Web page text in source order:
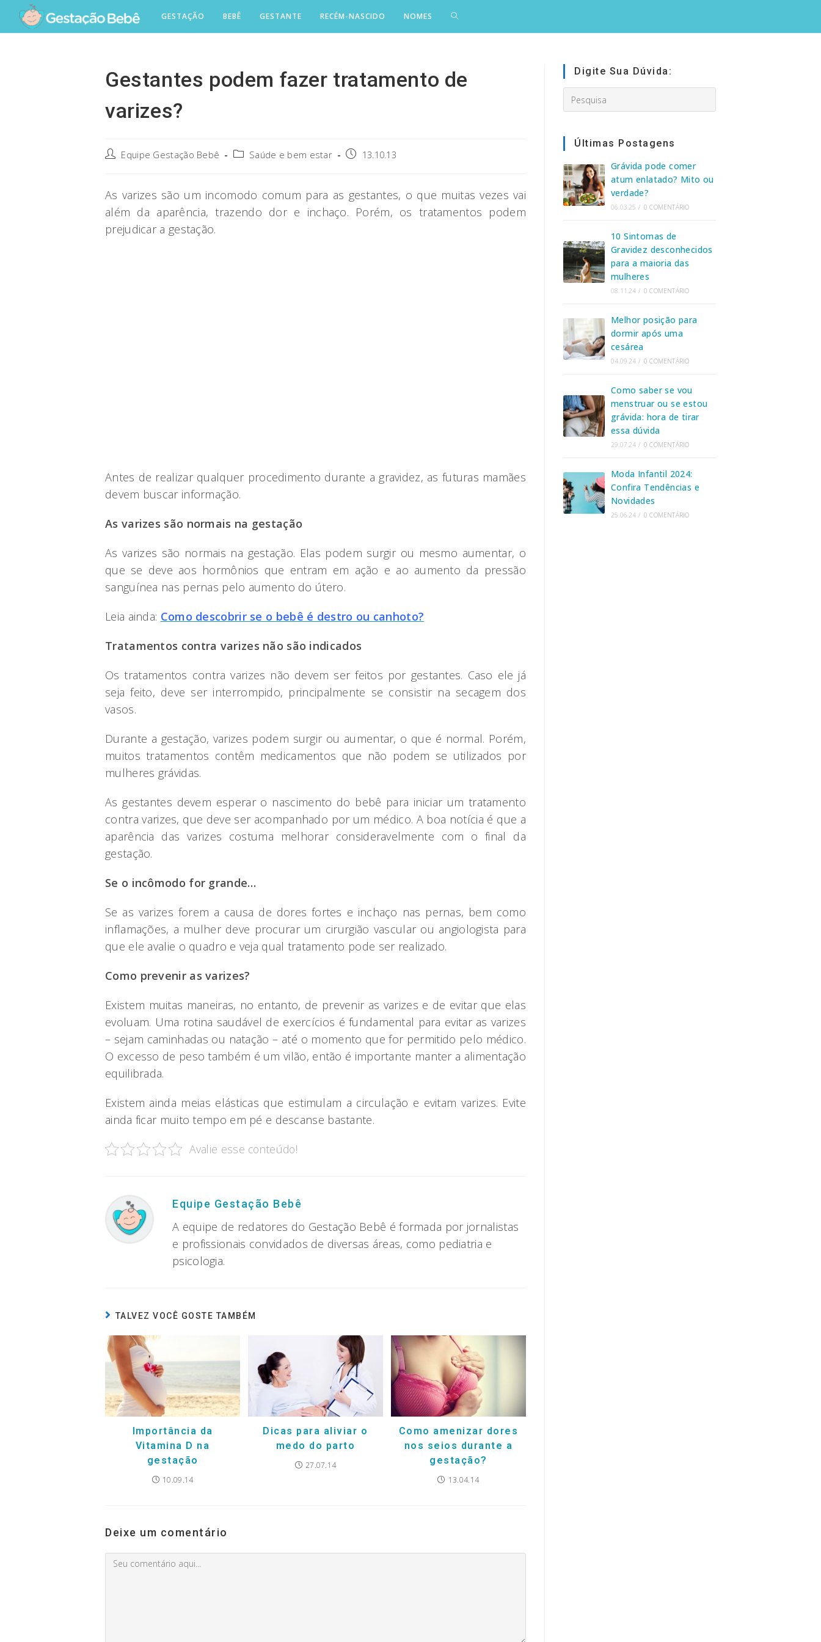
content
GESTAÇÃO BEBÊ GESTANTE RECÉM-NASCIDO NOMES
Gestantes podem fazer tratamento de
varizes?
PostEquipe Gestação Bebê
PostSaúde e bem estar
Post13.10.13
As varizes são um incomodo comum para as gestantes, o que muitas vezes vai
além da aparência, trazendo dor e inchaço. Porém, os tratamentos podem
prejudicar a gestação.
Antes de realizar qualquer procedimento durante a gravidez, as futuras mamães
devem buscar informação.
As varizes são normais na gestação
As varizes são normais na gestação. Elas podem surgir ou mesmo aumentar, o
que se deve aos hormônios que entram em ação e ao aumento da pressão
sanguínea nas pernas pelo aumento do útero.
Leia ainda: Como descobrir se o bebê é destro ou canhoto?
Tratamentos contra varizes não são indicados
Os tratamentos contra varizes não devem ser feitos por gestantes. Caso ele já
seja feito, deve ser interrompido, principalmente se consistir na secagem dos
vasos.
Durante a gestação, varizes podem surgir ou aumentar, o que é normal. Porém,
muitos tratamentos contêm medicamentos que não podem se utilizados por
mulheres grávidas.
As gestantes devem esperar o nascimento do bebê para iniciar um tratamento
contra varizes, que deve ser acompanhado por um médico. A boa notícia é que a
aparência das varizes costuma melhorar consideravelmente com o final da
gestação.
Se o incômodo for grande…
Se as varizes forem a causa de dores fortes e inchaço nas pernas, bem como
inflamações, a mulher deve procurar um cirurgião vascular ou angiologista para
que ele avalie o quadro e veja qual tratamento pode ser realizado.
Como prevenir as varizes?
Existem muitas maneiras, no entanto, de prevenir as varizes e de evitar que elas
evoluam. Uma rotina saudável de exercícios é fundamental para evitar as varizes
– sejam caminhadas ou natação – até o momento que for permitido pelo médico.
O excesso de peso também é um vilão, então é importante manter a alimentação
equilibrada.
Existem ainda meias elásticas que estimulam a circulação e evitam varizes. Evite
ainda ficar muito tempo em pé e descanse bastante.
Avalie esse conteúdo!
Equipe Gestação Bebê
A equipe de redatores do Gestação Bebê é formada por jornalistas
e profissionais convidados de diversas áreas, como pediatria e
psicologia.
TALVEZ VOCÊ GOSTE TAMBÉM
Importância da
Vitamina D na
gestação
10.09.14
Dicas para aliviar o
medo do parto
27.07.14
Como amenizar dores
nos seios durante a
gestação?
13.04.14
Deixe um comentário
Comment
Digite Sua Dúvida:
this
Últimas Postagens
Grávida pode comer
atum enlatado? Mito ou
verdade?
06.03.25 / 0 COMENTÁRIO
10 Sintomas de
Gravidez desconhecidos
para a maioria das
mulheres
08.11.24 / 0 COMENTÁRIO
Melhor posição para
dormir após uma
cesárea
04.09.24 / 0 COMENTÁRIO
Como saber se vou
menstruar ou se estou
grávida: hora de tirar
essa dúvida
29.07.24 / 0 COMENTÁRIO
Moda Infantil 2024:
Confira Tendências e
Novidades
25.06.24 / 0 COMENTÁRIO